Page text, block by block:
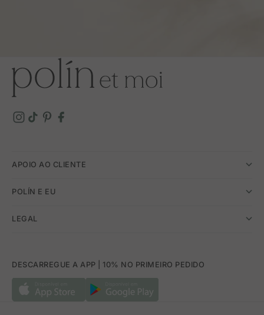
APOIO AO CLIENTE
POLÍN E EU
LEGAL
DESCARREGUE A APP | 10% NO PRIMEIRO PEDIDO